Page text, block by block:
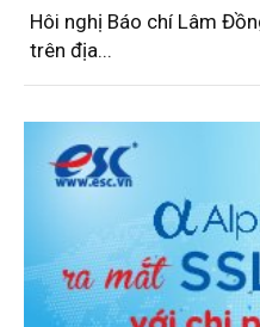
Hôi nghị Báo chí Lâm
trên địa...